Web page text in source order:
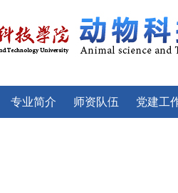
专业简介 师资队伍 党建工